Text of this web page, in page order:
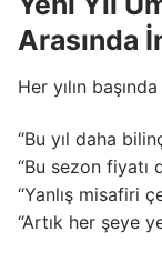
Arasında
Her yılın
“Bu yıl daha
“Bu sezon fiyatı
“Yanlış misafiri
“Artık her şeye